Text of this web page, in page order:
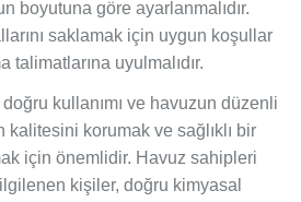
boyutuna göre ayarlanmalıdır.
saklamak için uygun koşullar
talimatlarına uyulmalıdır.
kullanımı ve havuzun düzenli
kalitesini korumak ve sağlıklı bir
için önemlidir. Havuz sahipleri
kişiler, doğru kimyasal